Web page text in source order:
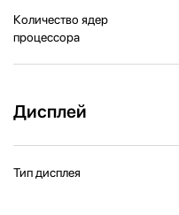
Количество ядер
процессора
Дисплей
Тип дисплея